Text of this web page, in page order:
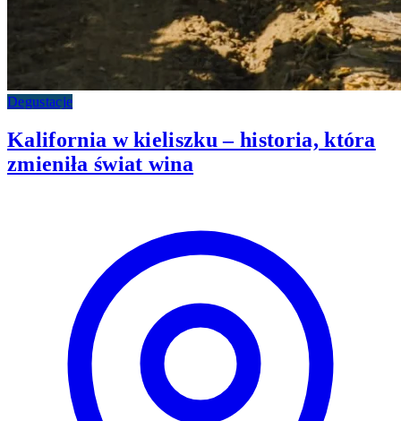
Degustacje
Kalifornia w kieliszku – historia, która
zmieniła świat wina